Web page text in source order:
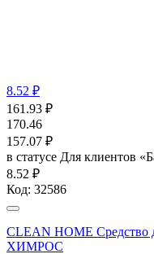
8.52 ₽
161.93 ₽
170.46
157.07 ₽
в статусе Для клиентов
8.52 ₽
Код: 32586
CLEAN HOME Средство
ХИМРОС